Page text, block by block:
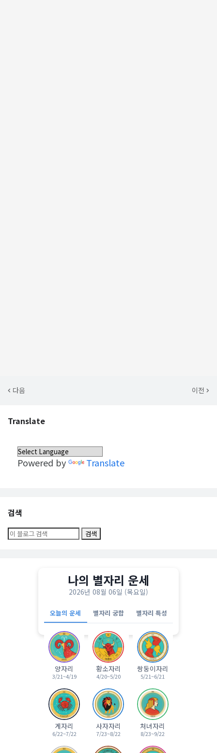
다음 이전
Translate
Powered by Translate
검색
나의 별자리 운세
2026년 08월 06일 (목요일)
오늘의 운세 별자리 궁합 별자리 특성
양자리
3/21~4/19
황소자리
4/20~5/20
쌍둥이자리
5/21~6/21
게자리
6/22~7/22
사자자리
7/23~8/22
처녀자리
8/23~9/22